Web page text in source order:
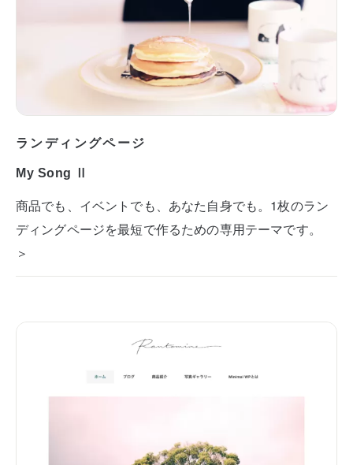
ランディングページ
My Song Ⅱ
商品でも、イベントでも、あなた自身でも。1枚のラン
ディングページを最短で作るための専用テーマです。
＞